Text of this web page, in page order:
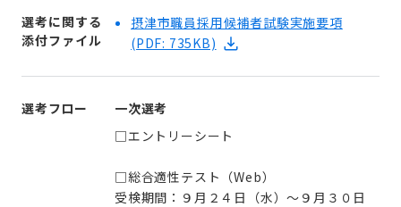
選考に関する
添付ファイル
摂津市職員採用候補者試験実施要項
(PDF: 735KB)
選考フロー
一次選考
□エントリーシート
□総合適性テスト（Web）
受検期間：９月２４日（水）～９月３０日